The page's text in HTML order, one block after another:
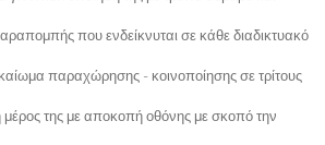
που ενδείκνυται σε κάθε διαδικτυακό
παραχώρησης - κοινοποίησης σε τρίτους
μέρος της με αποκοπή οθόνης με σκοπό την